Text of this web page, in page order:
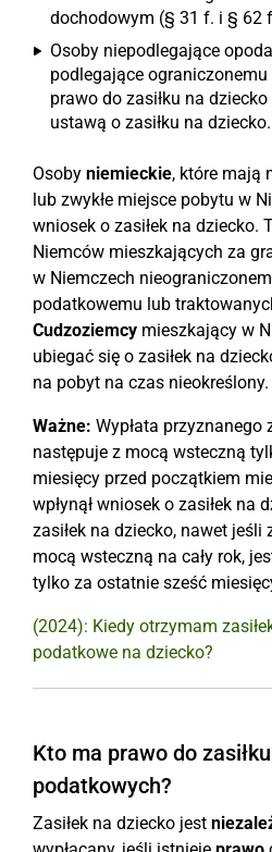
dochodowym (§ 31 f. i § 62
Osoby niepodlegające
podlegające
prawo do zasiłku na
ustawą o zasiłku na dziecko.
Osoby niemieckie, które mają
lub zwykłe miejsce pobytu w
wniosek o zasiłek na dziecko.
Niemców mieszkających za
w Niemczech
podatkowemu lub
Cudzoziemcy mieszkający w
ubiegać się o zasiłek na
na pobyt na czas nieokreślony.
Ważne: Wypłata przyznanego
następuje z mocą wsteczną
miesięcy przed początkiem
wpłynął wniosek o zasiłek na
zasiłek na dziecko, nawet
mocą wsteczną na cały rok,
tylko za ostatnie sześć
(2024): Kiedy otrzymam
podatkowe na dziecko?
Kto ma prawo do
podatkowych?
Zasiłek na dziecko jest